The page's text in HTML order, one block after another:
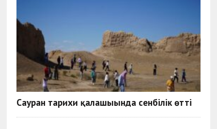
Сауран тарихи қалашығында сенбілік өтті